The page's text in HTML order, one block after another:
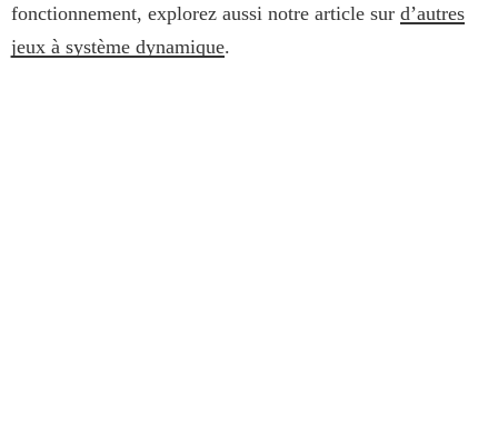
fonctionnement, explorez aussi notre article sur d’autres
jeux à système dynamique.